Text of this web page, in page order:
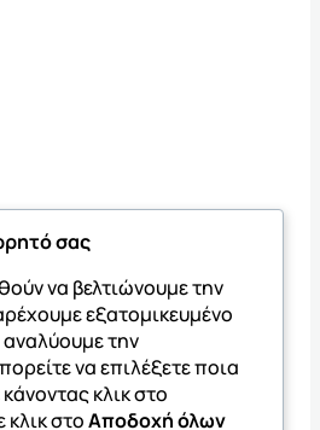
σας
να βελτιώνουμε την
εξατομικευμένο
αναλύουμε την
να επιλέξετε ποια
κλικ στο
κλικ στοΑποδοχή όλων